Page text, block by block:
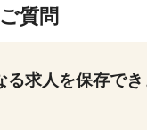
質問
る求人を保存でき
他の条件を選択